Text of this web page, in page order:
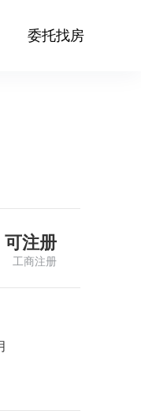
委托找房
可注册
工商注册